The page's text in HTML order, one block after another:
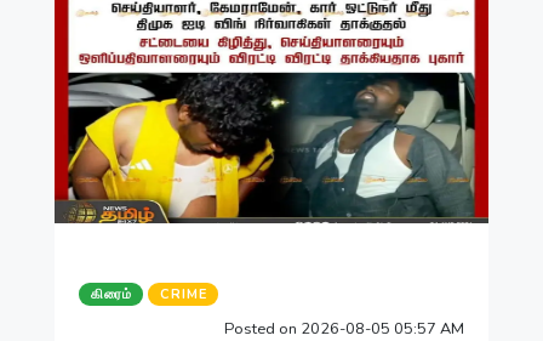
கிரைம் CRIME
Posted on 2026-08-05 05:57 AM